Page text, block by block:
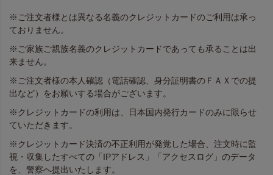
※ご注文者様とは異なる名義のクレジットカードのご利用は承っ
ておりません。
※ご家族ご親族名義のクレジットカードであっても承ることは出
来ません。
※ご注文者様の本人確認（電話確認、身分証明書のＦＡＸでの提
出など）をお願いする場合がございます。
※クレジットカードの利用は、日本国内発行カードのみに限らせ
ていただきます。
※クレジットカード決済の不正利用が発覚した場合、注文時に監
視・収集したすべての「IPアドレス」「アクセスログ」のデータ
を、警察へ提出いたします。